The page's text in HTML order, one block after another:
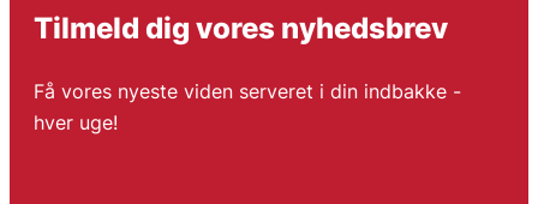
Tilmeld dig vores nyhedsbrev
Få vores nyeste viden serveret i din indbakke -
hver uge!